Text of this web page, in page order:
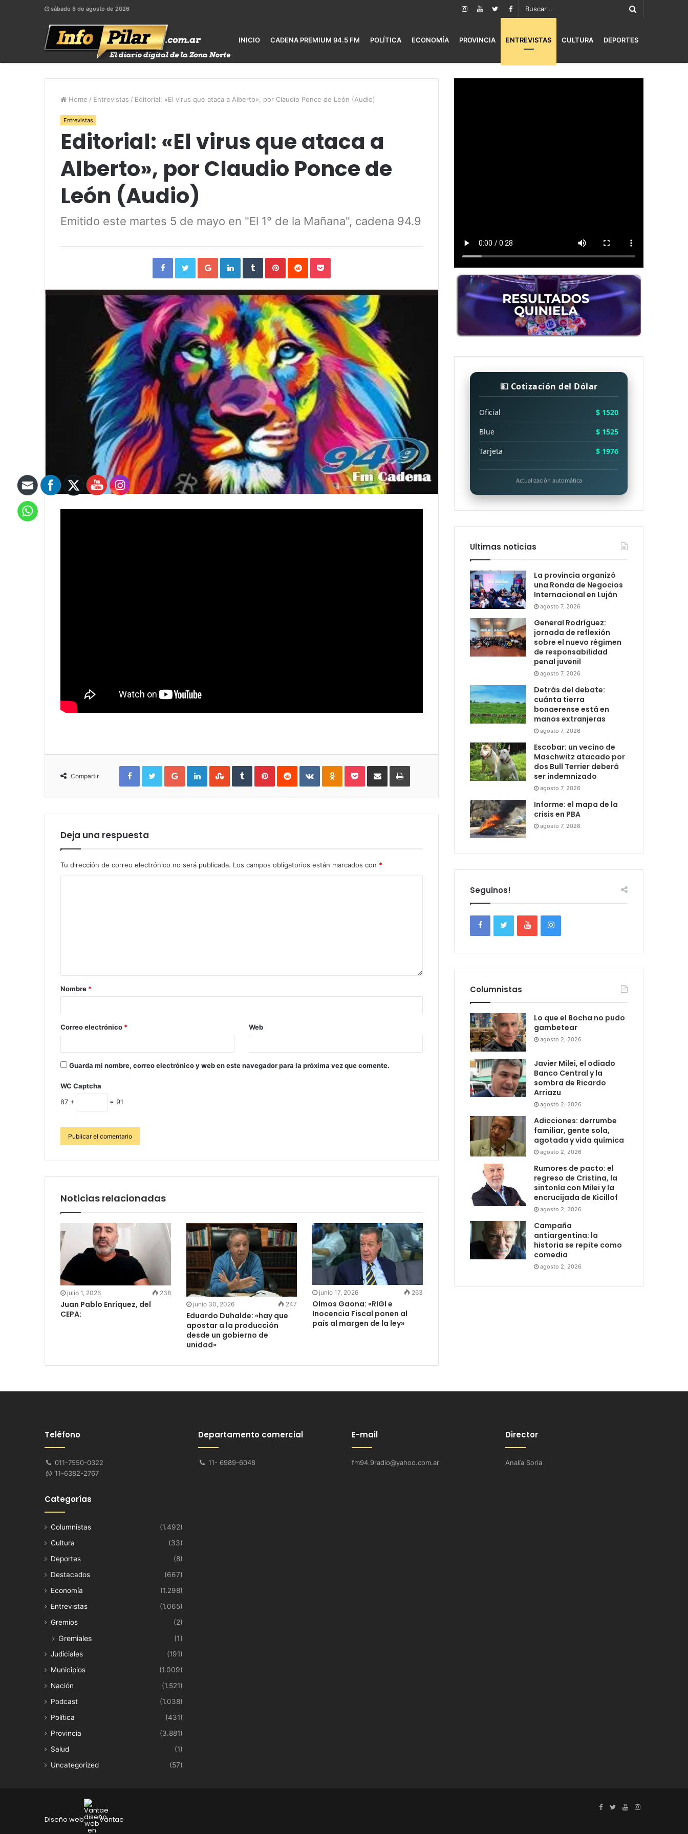
sábado 8 de agosto de 2026
INICIO CADENA PREMIUM 94.5 FM POLÍTICA ECONOMÍA PROVINCIA ENTREVISTAS CULTURA DEPORTES
Home / Entrevistas / Editorial: «El virus que ataca a Alberto», por Claudio Ponce de León (Audio)
Entrevistas
Editorial: «El virus que ataca a
Alberto», por Claudio Ponce de
León (Audio)
Emitido este martes 5 de mayo en "El 1° de la Mañana", cadena 94.9
FacebookTwitterGoogle+LinkedInTumblrPinterestReddit Pocket
Compartir
FacebookTwitterGoogle+LinkedInStumbleUpon
TumblrPinterestReddit VKontakteOdnoklassniki
PocketShare
Email
Print
Deja una respuesta
Tu dirección de correo electrónico no será publicada. Los campos obligatorios están marcados con *
Nombre *
Correo electrónico * Web
Guarda mi nombre, correo electrónico y web en este navegador para la próxima vez que comente.
WC Captcha
87 +
= 91
Noticias relacionadas
julio 1, 2026 238
Juan Pablo Enríquez, del
CEPA:
junio 30, 2026 247
Eduardo Duhalde: «hay que
apostar a la producción
desde un gobierno de
unidad»
junio 17, 2026 263
Olmos Gaona: «RIGI e
Inocencia Fiscal ponen al
país al margen de la ley»
💵 Cotización del Dólar
Oficial
$ 1520
Blue
$ 1525
Tarjeta
$ 1976
Actualización automática
Ultimas noticias
La provincia organizó
una Ronda de Negocios
Internacional en Luján
agosto 7, 2026
General Rodríguez:
jornada de reflexión
sobre el nuevo régimen
de responsabilidad
penal juvenil
agosto 7, 2026
Detrás del debate:
cuánta tierra
bonaerense está en
manos extranjeras
agosto 7, 2026
Escobar: un vecino de
Maschwitz atacado por
dos Bull Terrier deberá
ser indemnizado
agosto 7, 2026
Informe: el mapa de la
crisis en PBA
agosto 7, 2026
Seguinos!
Columnistas
Lo que el Bocha no pudo
gambetear
agosto 2, 2026
Javier Milei, el odiado
Banco Central y la
sombra de Ricardo
Arriazu
agosto 2, 2026
Adicciones: derrumbe
familiar, gente sola,
agotada y vida química
agosto 2, 2026
Rumores de pacto: el
regreso de Cristina, la
sintonía con Milei y la
encrucijada de Kicillof
agosto 2, 2026
Campaña
antiargentina: la
historia se repite como
comedia
agosto 2, 2026
Teléfono
011-7550-0322
11-6382-2767
Categorías
Columnistas
(1.492)
Cultura
(33)
Deportes
(8)
Destacados
(667)
Economía
(1.298)
Entrevistas
(1.065)
Gremios
(2)
Gremiales (1)
Judiciales
(191)
Municipios
(1.009)
Nación
(1.521)
Podcast
(1.038)
Política
(431)
Provincia
(3.881)
Salud
(1)
Uncategorized
(57)
Departamento comercial
11- 6989-6048
E-mail
fm94.9radio@yahoo.com.ar
Director
Analía Soria
Diseño web Vantae